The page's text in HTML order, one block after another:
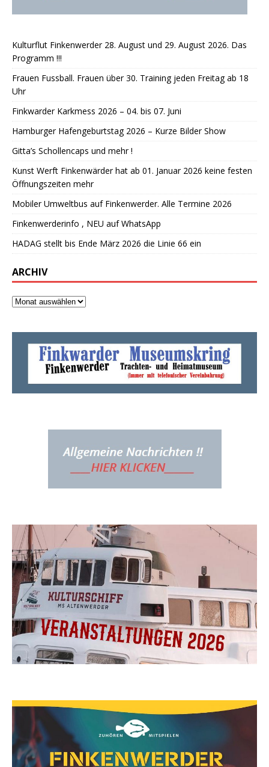
Kulturflut Finkenwerder 28. August und 29. August 2026. Das
Programm !!!
Frauen Fussball. Frauen über 30. Training jeden Freitag ab 18
Uhr
Finkwarder Karkmess 2026 – 04. bis 07. Juni
Hamburger Hafengeburtstag 2026 – Kurze Bilder Show
Gitta’s Schollencaps und mehr !
Kunst Werft Finkenwärder hat ab 01. Januar 2026 keine festen
Öffnungszeiten mehr
Mobiler Umweltbus auf Finkenwerder. Alle Termine 2026
Finkenwerderinfo , NEU auf WhatsApp
HADAG stellt bis Ende März 2026 die Linie 66 ein
ARCHIV